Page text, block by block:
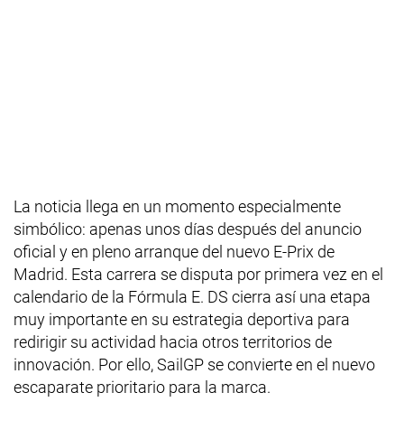
La noticia llega en un momento especialmente
simbólico: apenas unos días después del anuncio
oficial y en pleno arranque del nuevo E-Prix de
Madrid. Esta carrera se disputa por primera vez en el
calendario de la Fórmula E. DS cierra así una etapa
muy importante en su estrategia deportiva para
redirigir su actividad hacia otros territorios de
innovación. Por ello, SailGP se convierte en el nuevo
escaparate prioritario para la marca.